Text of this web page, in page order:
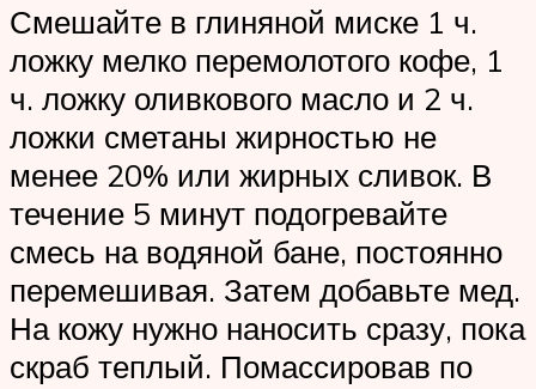
Смешайте в глиняной миске 1 ч.
ложку мелко перемолотого кофе, 1
ч. ложку оливкового масло и 2 ч.
ложки сметаны жирностью не
менее 20% или жирных сливок. В
течение 5 минут подогревайте
смесь на водяной бане, постоянно
перемешивая. Затем добавьте мед.
На кожу нужно наносить сразу, пока
скраб теплый. Помассировав по